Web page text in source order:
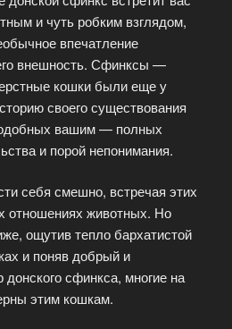
и чуть робким взглядом,
впечатление
внешность. Сфинксы —
кошки были еще у
своего существования
вашим — полных
и порой непонимания.
себя смешно, встречая этих
отношениях животных. Но
ощутив тепло бархатистой
и поняв добрый и
сфинкса, многие на
этим кошкам.